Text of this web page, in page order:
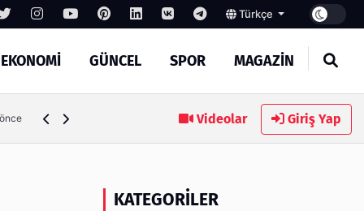
Türkçe
EKONOMİ GÜNCEL SPOR MAGAZİN
Videolar Giriş Yap
KATEGORILER